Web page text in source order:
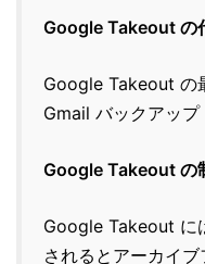
Google Takeout の
Google Takeout の
Gmail バックアップ
Google Takeout の
Google Takeout に
されるとアーカイ